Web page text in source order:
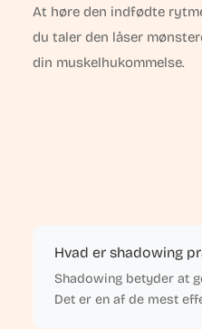
At høre den indfødte
du taler den låser
din muskelhukommelse.
Hvad er shadowing
Shadowing betyder at
Det er en af de mest